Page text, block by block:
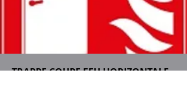
TRAPPE COUPE FEU HORIZONTALE